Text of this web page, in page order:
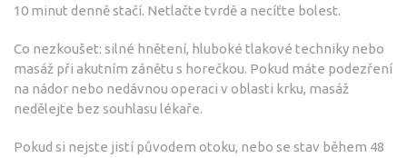
10 minut denně stačí. Netlačte tvrdě a necíťte bolest.
Co nezkoušet: silné hnětení, hluboké tlakové techniky nebo
masáž při akutním zánětu s horečkou. Pokud máte podezření
na nádor nebo nedávnou operaci v oblasti krku, masáž
nedělejte bez souhlasu lékaře.
Pokud si nejste jistí původem otoku, nebo se stav během 48